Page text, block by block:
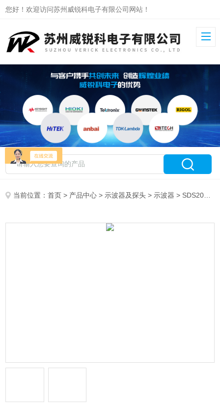
您好！欢迎访问苏州威锐科电子有限公司网站！
当前位置：首页 > 产品中心 > 示波器及探头 > 示波器 > SDS2074X Plus鼎阳数字示波器